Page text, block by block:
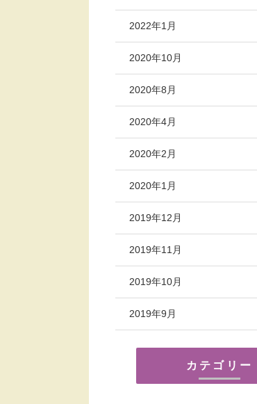
2022年1月
2020年10月
2020年8月
2020年4月
2020年2月
2020年1月
2019年12月
2019年11月
2019年10月
2019年9月
カテゴリー